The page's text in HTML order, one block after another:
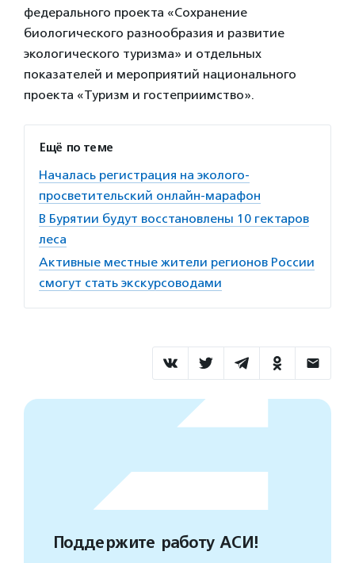
федерального проекта «Сохранение
биологического разнообразия и развитие
экологического туризма» и отдельных
показателей и мероприятий национального
проекта «Туризм и гостеприимство».
Ещё по теме
Началась регистрация на эколого-
просветительский онлайн-марафон
В Бурятии будут восстановлены 10 гектаров
леса
Активные местные жители регионов России
смогут стать экскурсоводами
Поддержите работу АСИ!